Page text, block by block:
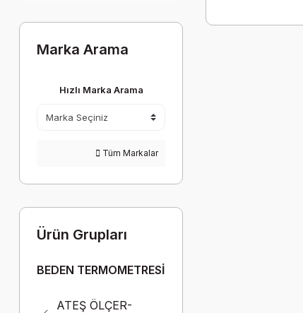
Marka Arama
Hızlı Marka Arama
Tüm Markalar
Ürün Grupları
BEDEN TERMOMETRESİ
ATEŞ ÖLÇER-